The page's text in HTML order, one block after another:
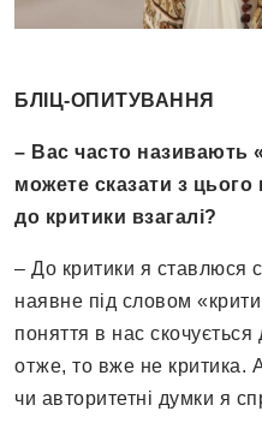
БЛІЦ-ОПИТУВАННЯ
– Вас часто називають
можете сказати з цього
до критики взагалі?
– До критики я ставлюся
наявне під словом
поняття в нас скочується
отже, то вже не критика.
чи авторитетні думки я